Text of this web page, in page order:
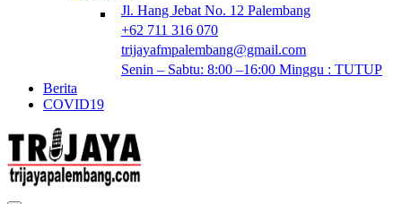
Jl. Hang Jebat No. 12 Palembang
+62 711 316 070
trijayafmpalembang@gmail.com
Senin – Sabtu: 8:00 –16:00 Minggu : TUTUP
Berita
COVID19